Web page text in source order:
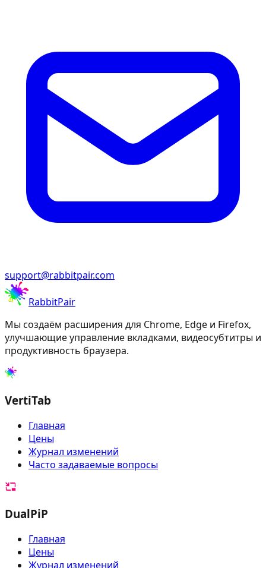
support@rabbitpair.com
RabbitPair
Мы создаём расширения для Chrome, Edge и Firefox,
улучшающие управление вкладками, видеосубтитры и
продуктивность браузера.
VertiTab
Главная
Цены
Журнал изменений
Часто задаваемые вопросы
DualPiP
Главная
Цены
Журнал изменений